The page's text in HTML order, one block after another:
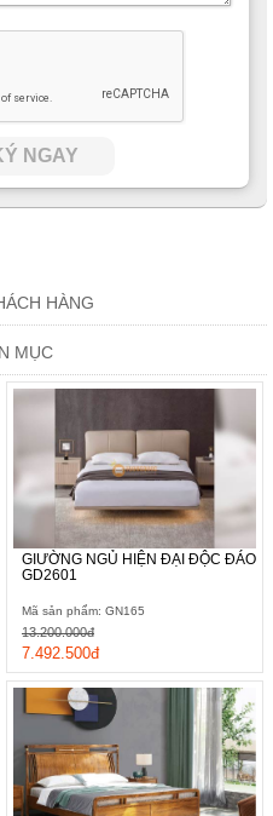
NGAY
HÀNG
MỤC
GIƯỜNG NGỦ HIỆN ĐẠI ĐỘC ĐÁO
GD2601
Mã sản phẩm: GN165
7.492.500đ
13.200.000đ